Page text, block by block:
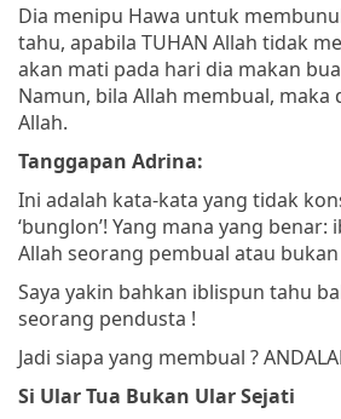
Dia menipu Hawa untuk
tahu, apabila TUHAN Allah tidak
akan mati pada hari dia makan
Namun, bila Allah membual, maka
Allah.
Tanggapan Adrina:
Ini adalah kata-kata yang tidak
‘bunglon’! Yang mana yang
Allah seorang pembual atau
Saya yakin bahkan iblispun tahu
seorang pendusta !
Jadi siapa yang membual ?
Si Ular Tua Bukan Ular Sejati